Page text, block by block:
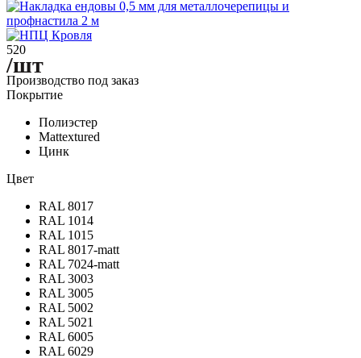
520
/шт
Производство под заказ
Покрытие
Полиэстер
Mattextured
Цинк
Цвет
RAL 8017
RAL 1014
RAL 1015
RAL 8017-matt
RAL 7024-matt
RAL 3003
RAL 3005
RAL 5002
RAL 5021
RAL 6005
RAL 6029